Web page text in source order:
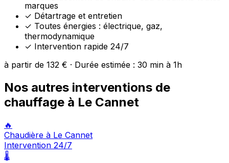
marques
✓ Détartrage et entretien
✓ Toutes énergies : électrique, gaz,
thermodynamique
✓ Intervention rapide 24/7
à partir de 132 € · Durée estimée : 30 min à 1h
Nos autres interventions de
chauffage à Le Cannet
🔥
Chaudière à Le Cannet
Intervention 24/7
🌡️